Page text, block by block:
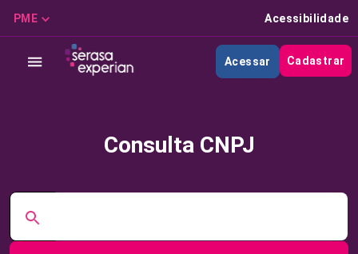
PME Acessibilidade
Acessar Cadastrar
Consulta CNPJ